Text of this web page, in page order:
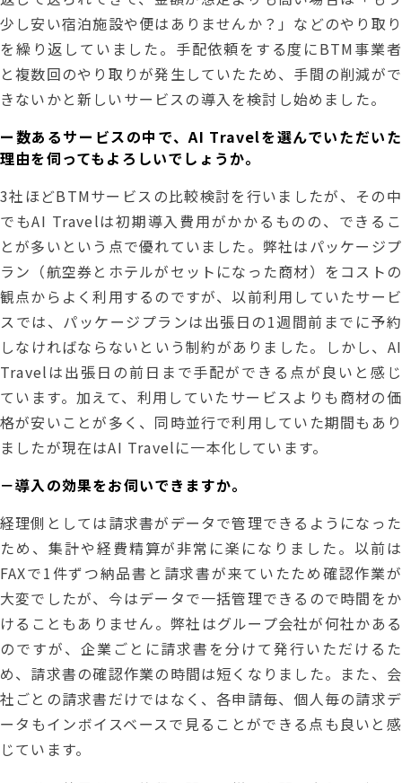
少し安い宿泊施設や便はありませんか？」などのやり取り
を繰り返していました。手配依頼をする度にBTM事業者
と複数回のやり取りが発生していたため、手間の削減がで
きないかと新しいサービスの導入を検討し始めました。
ー数あるサービスの中で、AI Travelを選んでいただいた
理由を伺ってもよろしいでしょうか。
3社ほどBTMサービスの比較検討を行いましたが、その中
でもAI Travelは初期導入費用がかかるものの、できるこ
とが多いという点で優れていました。弊社はパッケージプ
ラン（航空券とホテルがセットになった商材）をコストの
観点からよく利用するのですが、以前利用していたサービ
スでは、パッケージプランは出張日の1週間前までに予約
しなければならないという制約がありました。しかし、AI
Travelは出張日の前日まで手配ができる点が良いと感じ
ています。加えて、利用していたサービスよりも商材の価
格が安いことが多く、同時並行で利用していた期間もあり
ましたが現在はAI Travelに一本化しています。
－導入の効果をお伺いできますか。
経理側としては請求書がデータで管理できるようになった
ため、集計や経費精算が非常に楽になりました。以前は
FAXで1件ずつ納品書と請求書が来ていたため確認作業が
大変でしたが、今はデータで一括管理できるので時間をか
けることもありません。弊社はグループ会社が何社かある
のですが、企業ごとに請求書を分けて発行いただけるた
め、請求書の確認作業の時間は短くなりました。また、会
社ごとの請求書だけではなく、各申請毎、個人毎の請求デ
ータもインボイスベースで見ることができる点も良いと感
じています。